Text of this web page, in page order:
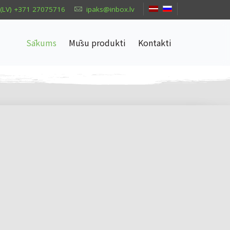
(LV) +371 27075716 ipaks@inbox.lv
Sākums Mūsu produkti Kontakti